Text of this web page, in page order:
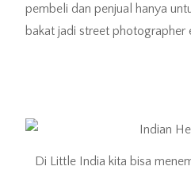
pembeli dan penjual hanya
bakat jadi street photographer
Di Little India kita bisa